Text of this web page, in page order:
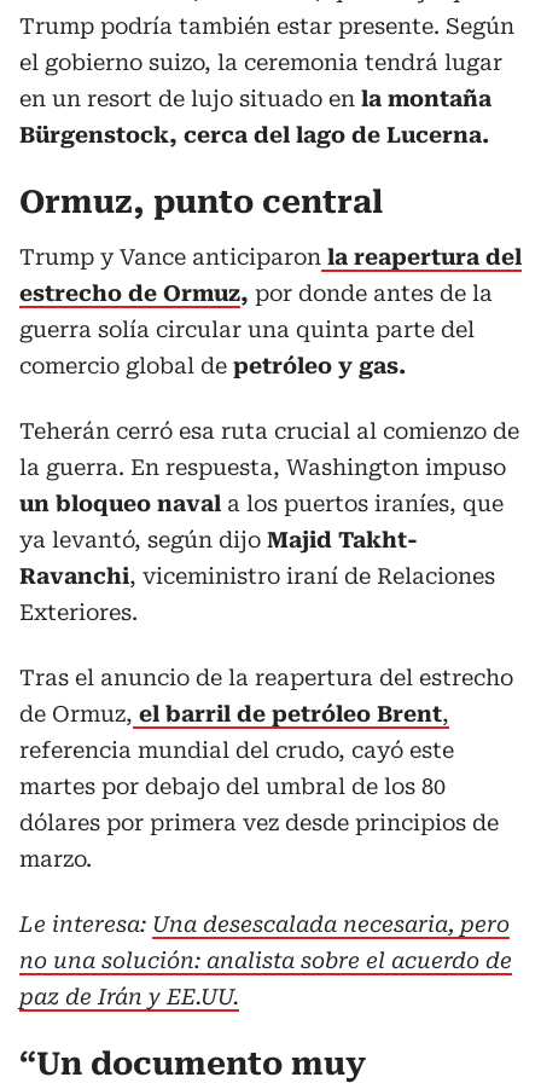
Trump podría también estar presente. Según
el gobierno suizo, la ceremonia tendrá lugar
en un resort de lujo situado en la montaña
Bürgenstock, cerca del lago de Lucerna.
Ormuz, punto central
Trump y Vance anticiparon la reapertura del
estrecho de Ormuz, por donde antes de la
guerra solía circular una quinta parte del
comercio global de petróleo y gas.
Teherán cerró esa ruta crucial al comienzo de
la guerra. En respuesta, Washington impuso
un bloqueo naval a los puertos iraníes, que
ya levantó, según dijo Majid Takht-
Ravanchi, viceministro iraní de Relaciones
Exteriores.
Tras el anuncio de la reapertura del estrecho
de Ormuz, el barril de petróleo Brent,
referencia mundial del crudo, cayó este
martes por debajo del umbral de los 80
dólares por primera vez desde principios de
marzo.
Le interesa: Una desescalada necesaria, pero
no una solución: analista sobre el acuerdo de
paz de Irán y EE.UU.
“Un documento muy